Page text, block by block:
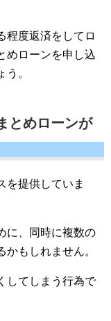
程度返済をしてロ
めローンを申し込
。
とめローンが
を提供していま
に、同時に複数の
もしれません。
してしまう行為で